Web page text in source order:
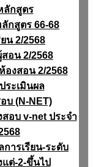
ลักสูตร
กสูตร 66-68
ยน 2/2568
อน 2/2568
องสอน 2/2568
ระเมินผล
บ (N-NET)
อบ v-net ประจำ
การเรียน-ระดับ
ต่-2-ขึ้นไป